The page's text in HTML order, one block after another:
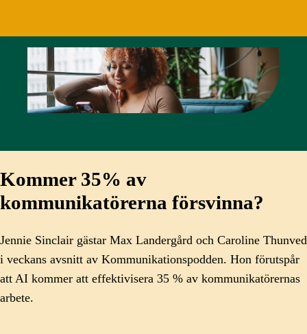
Kommer 35% av
kommunikatörerna försvinna?
Jennie Sinclair gästar Max Landergård och Caroline Thunved
i veckans avsnitt av Kommunikationspodden. Hon förutspår
att AI kommer att effektivisera 35 % av kommunikatörernas
arbete.